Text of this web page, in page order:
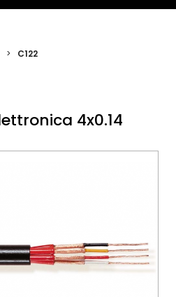
> C122
4x0.14